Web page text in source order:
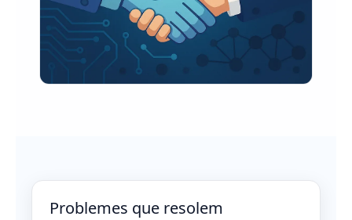
Problemes que resolem